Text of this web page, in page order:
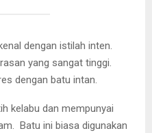
dengan istilah inten.
yang sangat tinggi.
dengan batu intan.
kelabu dan mempunyai
Batu ini biasa digunakan